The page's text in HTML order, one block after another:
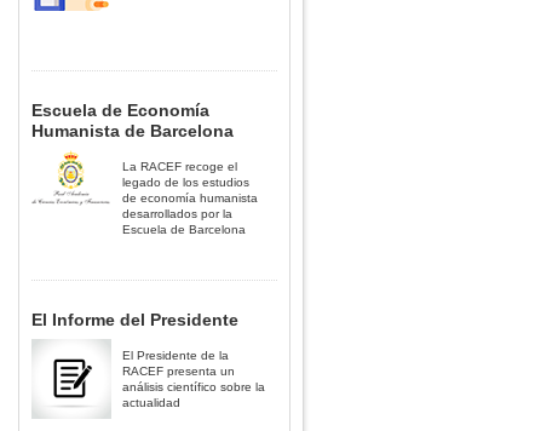
Escuela de Economía
Humanista de Barcelona
La RACEF recoge el
legado de los estudios
de economía humanista
desarrollados por la
Escuela de Barcelona
El Informe del Presidente
El Presidente de la
RACEF presenta un
análisis científico sobre la
actualidad